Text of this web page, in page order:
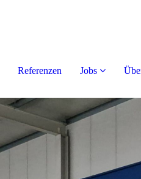
Referenzen Jobs